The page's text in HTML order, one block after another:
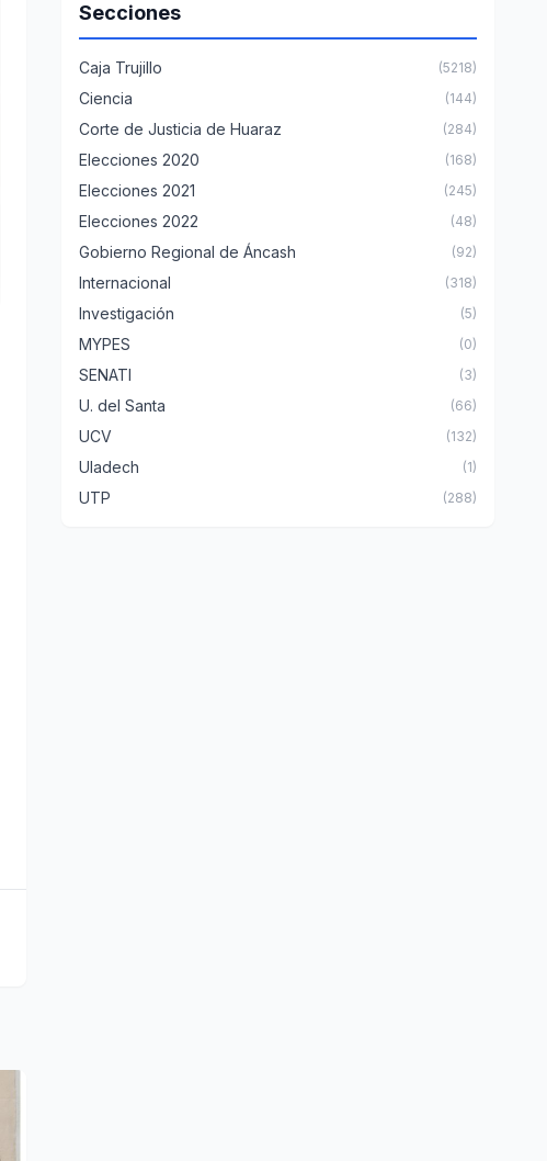
Secciones
Caja Trujillo (5218)
Ciencia (144)
Corte de Justicia de Huaraz (284)
Elecciones 2020 (168)
Elecciones 2021 (245)
Elecciones 2022 (48)
Gobierno Regional de Áncash (92)
Internacional (318)
Investigación (5)
MYPES (0)
SENATI (3)
U. del Santa (66)
UCV (132)
Uladech (1)
UTP (288)